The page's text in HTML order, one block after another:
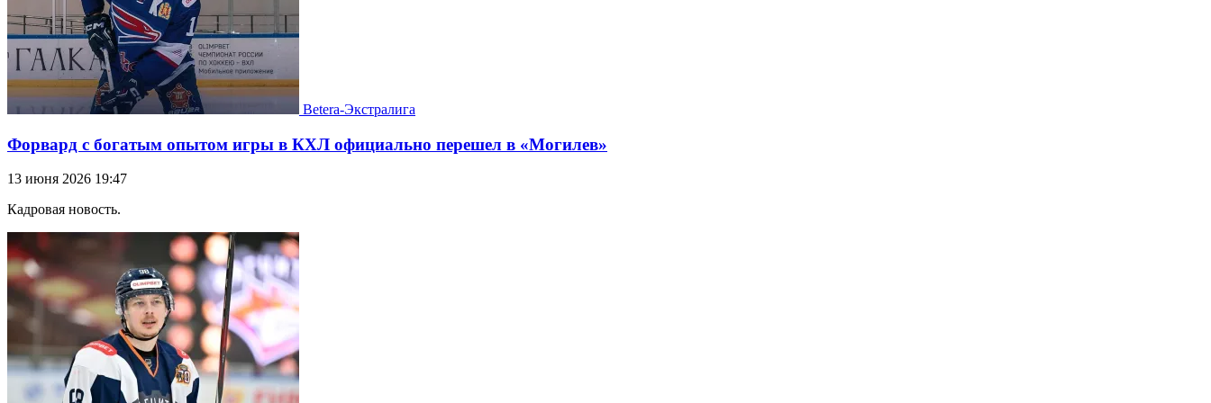
Betera-Экстралига
Форвард с богатым опытом игры в КХЛ официально перешел в «Могилев»
13 июня 2026 19:47
Кадровая новость.